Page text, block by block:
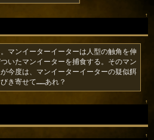
↑
マンイーターイーターは人型の触角を伸
いたマンイーターを捕食する。そのマン
今度は、マンイーターイーターの疑似餌
き寄せて……あれ？
↑
↑